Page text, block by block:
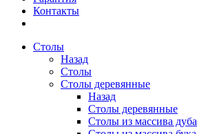
Контакты
Столы
Назад
Столы
Столы деревянные
Назад
Столы деревянные
Столы из массива дуба